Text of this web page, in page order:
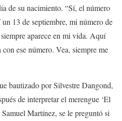
de su nacimiento. “Sí, el número
13 de septiembre, mi número de
aparece en mi vida. Aquí
ese número. Vea, siempre me
bautizado por Silvestre Dangond,
de interpretar el merengue ‘El
Martínez, se le preguntó si